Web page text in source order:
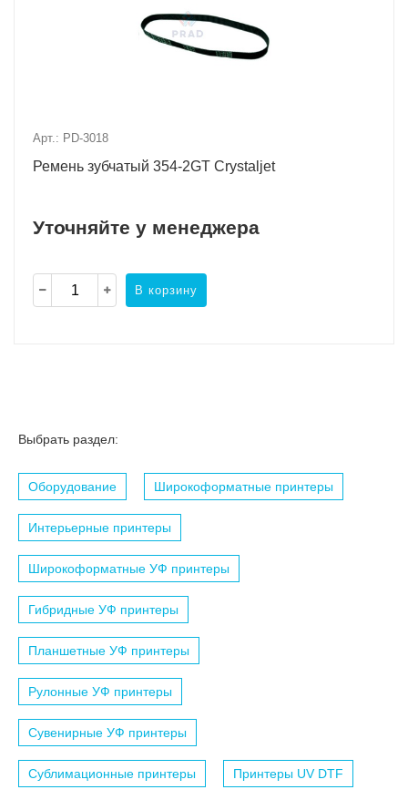
Арт.: PD-3018
Ремень зубчатый 354-2GT Crystaljet
Уточняйте у менеджера
В корзину
Выбрать раздел:
Оборудование Широкоформатные принтеры
Интерьерные принтеры
Широкоформатные УФ принтеры
Гибридные УФ принтеры
Планшетные УФ принтеры
Рулонные УФ принтеры
Сувенирные УФ принтеры
Сублимационные принтеры Принтеры UV DTF